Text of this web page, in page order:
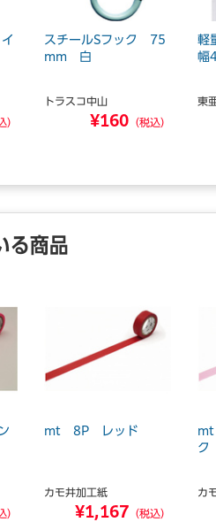
）
スチールSフック 75
mm 白
トラスコ中山
¥160 （税込）
軽
幅
東
る商品
）
mt 8P レッド
カモ井加工紙
¥1,167 （税込）
ク
カ